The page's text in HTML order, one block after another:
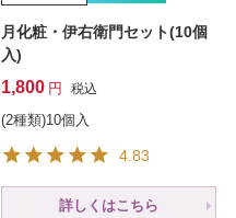
月化粧・伊右衛門セット(10個
入)
1,800 税込
(2種類)10個入
4.83
詳しくはこちら